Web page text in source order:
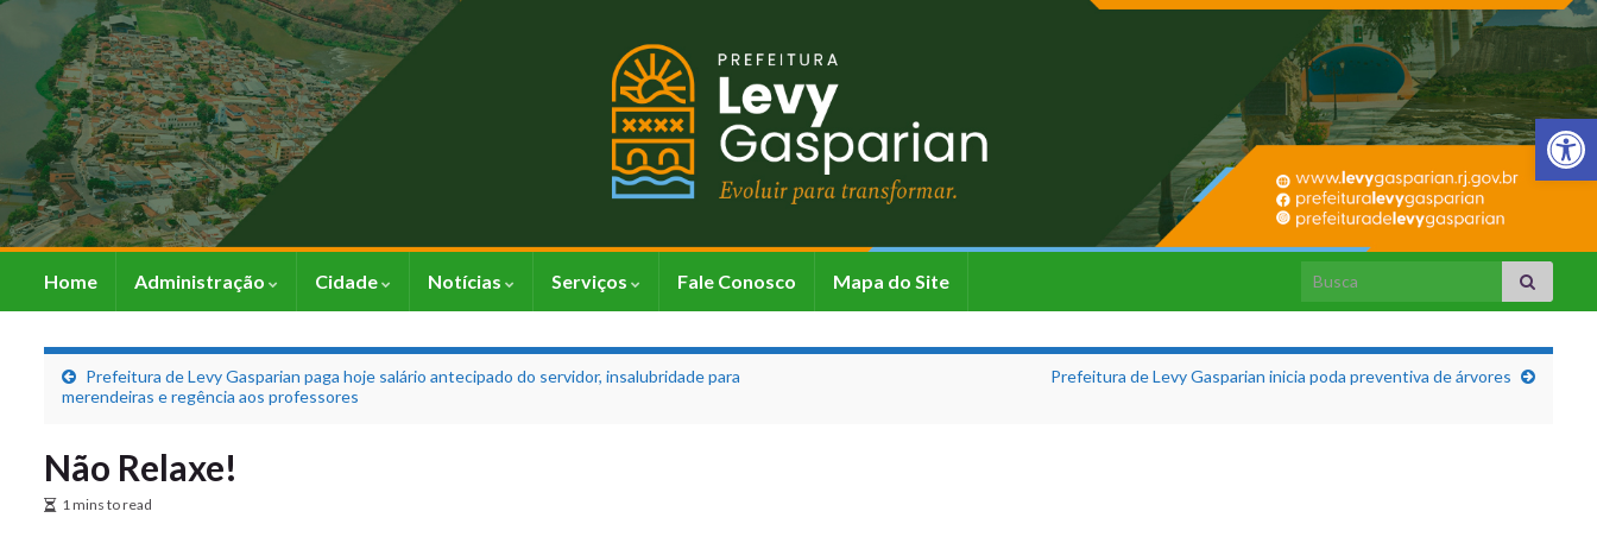
Barra de
Home Administração Cidade Notícias Serviços Fale Conosco Mapa do Site Search for:
Prefeitura de Levy Gasparian paga hoje salário antecipado do servidor, insalubridade para
merendeiras e regência aos professores
Prefeitura de Levy Gasparian inicia poda preventiva de árvores
Não Relaxe!
1 mins to read